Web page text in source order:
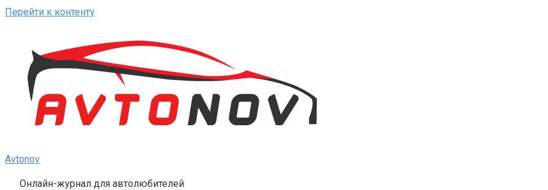
Перейти к контенту
Avtonov
Онлайн-журнал для автолюбителей